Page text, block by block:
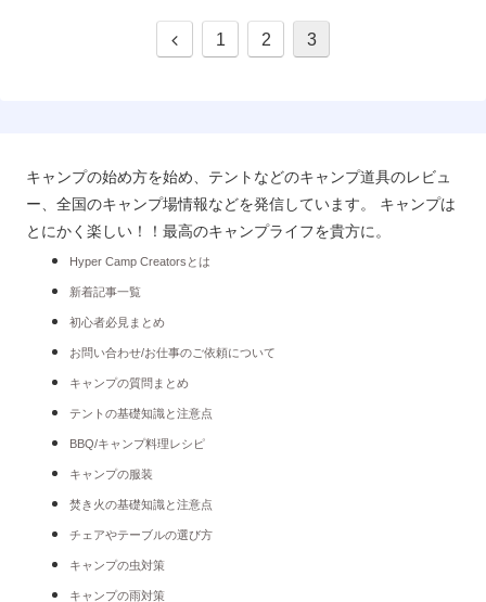
1 2 3
キャンプの始め方を始め、テントなどのキャンプ道具のレビュ
ー、全国のキャンプ場情報などを発信しています。 キャンプは
とにかく楽しい！！最高のキャンプライフを貴方に。
Hyper Camp Creatorsとは
新着記事一覧
初心者必見まとめ
お問い合わせ/お仕事のご依頼について
キャンプの質問まとめ
テントの基礎知識と注意点
BBQ/キャンプ料理レシピ
キャンプの服装
焚き火の基礎知識と注意点
チェアやテーブルの選び方
キャンプの虫対策
キャンプの雨対策